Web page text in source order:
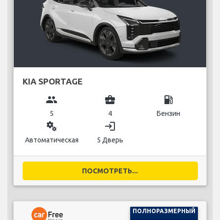
KIA SPORTAGE
group
5
business_center
4
local_gas_station
Бензин
miscellaneous_services
Автоматическая
login
5 Дверь
ПОСМОТРЕТЬ...
ПОЛНОРАЗМЕРНЫЙ